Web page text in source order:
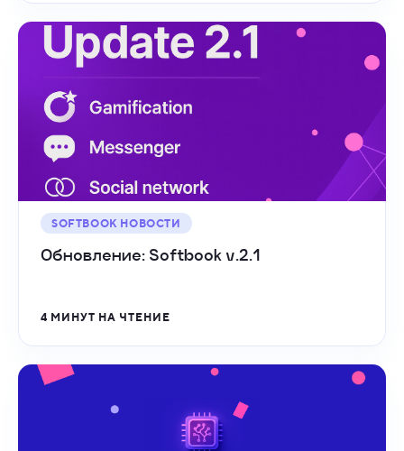
SOFTBOOK НОВОСТИ
Обновление: Softbook v.2.1
4 МИНУТ НА ЧТЕНИЕ